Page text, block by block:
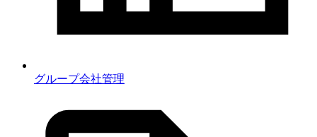
グループ会社管理